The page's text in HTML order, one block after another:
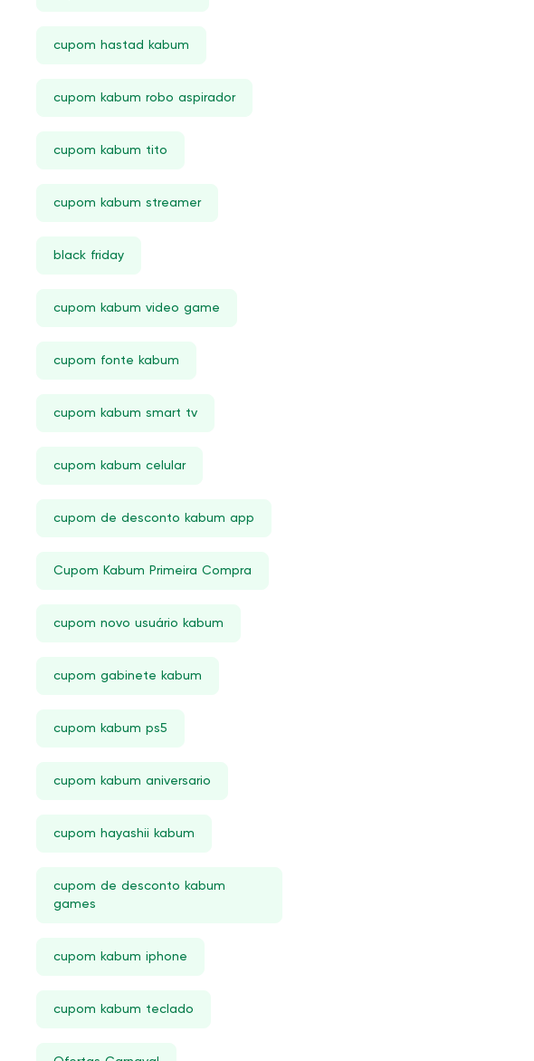
Airtag
PC Gamer Completo
Ventilador De Mesa
RPG De Mesa
4200MHz
Pulseira SmarTBand
Ventilador De Coluna
Hasbro Star Wars
IPhone XS
Suporte Parede Para TV
Carregadores acessorios
cupom hastad kabum
cupom kabum robo aspirador
cupom kabum tito
cupom kabum streamer
black friday
cupom kabum video game
cupom fonte kabum
cupom kabum smart tv
cupom kabum celular
cupom de desconto kabum app
Cupom Kabum Primeira Compra
cupom novo usuário kabum
cupom gabinete kabum
cupom kabum ps5
cupom kabum aniversario
cupom hayashii kabum
cupom de desconto kabum
games
cupom kabum iphone
cupom kabum teclado